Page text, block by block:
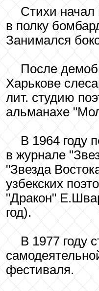
Стихи
в полку
Занимался
После
Харькове
лит. студию
альманахе
В 1964 году
в журнале
"Звезда
узбекских
"Дракон"
год).
В 1977 году
фестиваля.